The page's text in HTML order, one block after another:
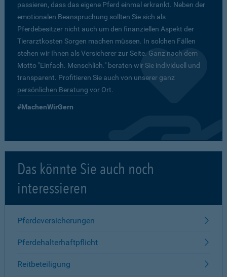
passieren, dass das eigene Pferd einmal erkrankt. Neben der
emotionalen Beanspruchung sollten Sie sich als
Pferdebesitzer nicht auch um den finanziellen Aspekt der
Tierarztkosten Sorgen machen müssen. In solchen Fällen
stehen wir Ihnen als Versicherer zur Seite. Ganz nach dem
Motto "Einfach. Menschlich." beraten wir Sie individuell und
transparent. Profitieren Sie auch von unserer ganz
persönlichen Beratung vor Ort.
#MachenWirGern
Das könnte Sie auch noch
interessieren
Pferdeversicherungen
Pferdehalterhaftpflicht
Reitbeteiligung